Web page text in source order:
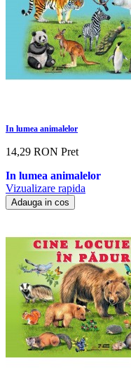
In lumea animalelor
14,29 RON Pret
In lumea animalelor
Vizualizare rapida
Adauga in cos